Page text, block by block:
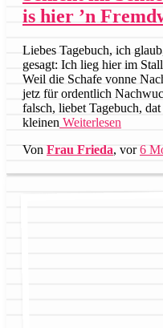
is hier ’n
Liebes Tagebuch, ich
gesagt: Ich lieg hier im
Weil die Schafe vonne
jetz für ordentlich
falsch, liebet Tagebuch,
kleinen Weiterlesen
Von Frau Frieda, vor6